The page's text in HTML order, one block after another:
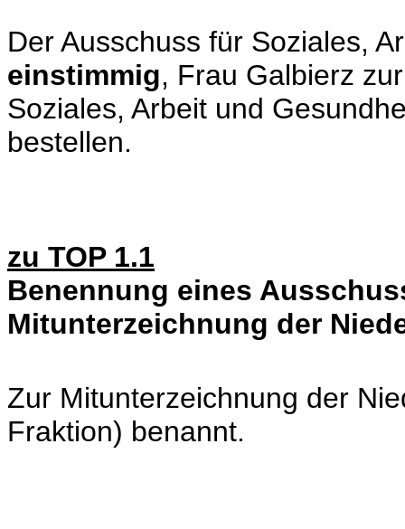
Der Ausschuss für Soziales,
einstimmig, Frau Galbierz
Soziales, Arbeit und
bestellen.
zu TOP 1.1
Benennung eines
Mitunterzeichnung der
Zur Mitunterzeichnung der
Fraktion) benannt.